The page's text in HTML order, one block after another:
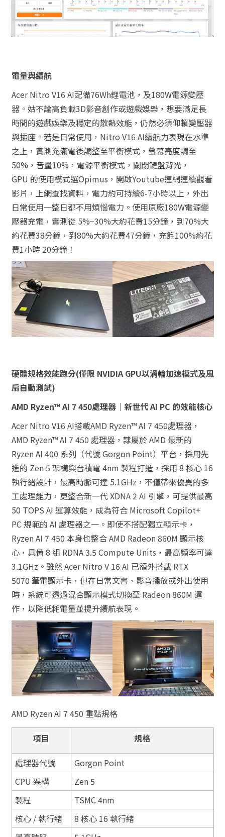
電量與續航
Acer Nitro V16 AI配備76Wh鋰電池，及180W電源變壓
器。姑不論高負載3D影音創作或遊戲娛樂，想要滿足長
時間的遊戲娛樂及穩定的散熱效能，仍然必須仰賴變壓器
與插座。若是日常使用，Nitro V16 AI續航力表現在水準
之上，實測充滿電後調整至平衡模式，螢幕亮度調至
50%，音量10%，電源平衡模式，關閉鍵盤背光，
GPU 的使用模式選Opimus，開啟Youtube連網連續觀看
影片，上網查找資料，電力約可持續6-7小時以上，外出
日常使用一整日都不用煩惱電力。使用原廠180W電源變
壓器充電，實測從 5%~30%大約花費15分鐘，到70%大
約花費38分鐘，到80%大約花費47分鐘，充飽100%約花
費1小時 20分鐘！
硬體規格效能跑分(僅限 NVIDIA GPU以渦輪加速模式及風
扇自動測試)
AMD Ryzen™ AI 7 450處理器｜新世代 AI PC 的效能核心
Acer Nitro V16 AI搭載AMD Ryzen™ AI 7 450處理器，
AMD Ryzen™ AI 7 450 處理器，隸屬於 AMD 最新的
Ryzen AI 400 系列（代號 Gorgon Point）平台，採用先
進的 Zen 5 架構與台積電 4nm 製程打造，採用 8 核心 16
執行緒設計，最高時脈可達 5.1GHz，不僅帶來優異的多
工處理能力，更整合新一代 XDNA 2 AI 引擎，可提供最高
50 TOPS AI 運算效能，成為符合 Microsoft Copilot+
PC 規範的 AI 處理器之一。即使不搭配獨立顯示卡，
Ryzen AI 7 450 本身也整合 AMD Radeon 860M 顯示核
心，具備 8 組 RDNA 3.5 Compute Units，最高頻率可達
3.1GHz。雖然 Acer Nitro V 16 AI 已額外搭載 RTX
5070 筆電顯示卡，但在日常文書、影音播放或外出使用
時，系統可透過混合顯示模式切換至 Radeon 860M 運
作，以降低耗電量並提升續航表現。
AMD Ryzen AI 7 450 重點規格
項目 規格
處理器代號
Gorgon Point
CPU 架構
Zen 5
製程
TSMC 4nm
核心 / 執行緒
8 核心 16 執行緒